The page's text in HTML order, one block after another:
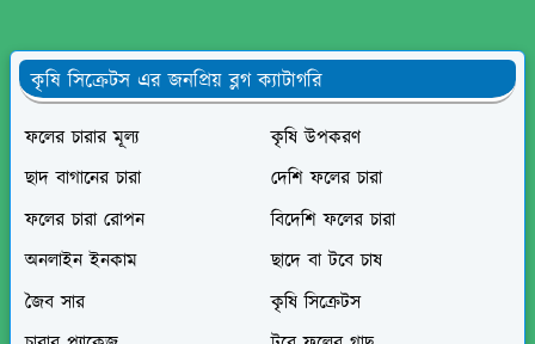
কৃষি সিক্রেটস এর জনপ্রিয় ব্লগ ক্যাটাগরি
ফলের চারার মূল্য
কৃষি উপকরণ
ছাদ বাগানের চারা
দেশি ফলের চারা
ফলের চারা রোপন
বিদেশি ফলের চারা
অনলাইন ইনকাম
ছাদে বা টবে চাষ
জৈব সার
কৃষি সিক্রেটস